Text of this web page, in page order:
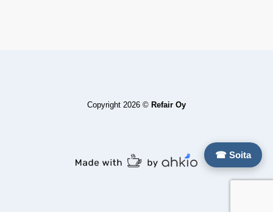
☎ Soita
Copyright 2026 © Refair Oy